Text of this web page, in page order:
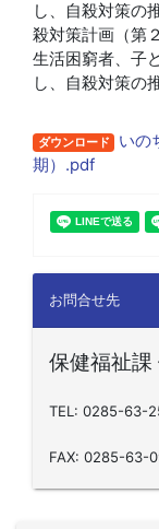
し、自殺対策の
殺対策計画（第
生活困窮者、子
し、自殺対策の
ダウンロード
いの
期）.pdf
お問合せ先
保健福祉課
TEL: 0285-63-
FAX: 0285-63-